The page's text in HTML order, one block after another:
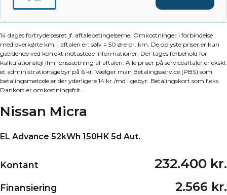
14 dages fortrydelsesret jf. aftalebetingelserne. Omkostninger i forbindelse
med overkørte km. i aftalen er: sølv = 50 øre pr. km. De oplyste priser er kun
gældende ved korrekt indtastede informationer. Der tages forbehold for
kalkulationsfejl ifm. prissætning af aftalen. Alle priser på serviceaftaler er ekskl.
et administrationsgebyr på 6 kr. Vælger man Betalingsservice (PBS) som
betalingsmetode er der yderligere 14 kr./md i gebyr. Betalingskort som f.eks.
Dankort er omkostningsfrit.
Nissan Micra
EL Advance 52kWh 150HK 5d Aut.
Kontant 232.400 kr.
Finansiering 2.566 kr.